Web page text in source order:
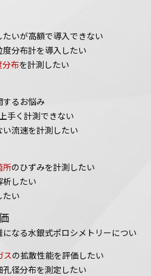
いが高額で導入できない
度分布計を導入したい
分布を計測したい
するお悩み
手く計測できない
流速を計測したい
所のひずみを計測したい
したい
たい
なる水銀式ポロシメトリーについ
スの拡散性能を評価したい
孔径分布を測定したい